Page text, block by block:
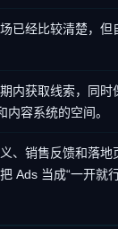
已经比较清楚，但
内获取线索，同时
内容系统的空间。
、销售反馈和落地
Ads 当成“一开就行